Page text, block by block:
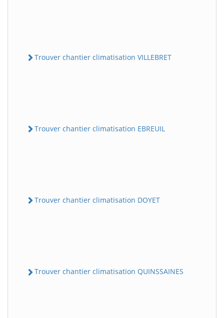
Trouver chantier climatisation VILLEBRET
Trouver chantier climatisation EBREUIL
Trouver chantier climatisation DOYET
Trouver chantier climatisation QUINSSAINES